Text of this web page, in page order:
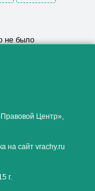
не было
Центр»,
на сайт vrachy.ru
г.